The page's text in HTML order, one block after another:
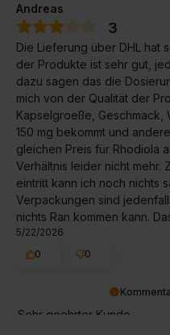
Sehr geehrter Kunde,
Andreas
3
Die Lieferung über DHL hat
der Produkte ist sehr gut,
dazu sagen das die
mich von der Qualität der
Kapselgroeße, Geschmack,
150 mg bekommt und
gleichen Preis für Rhodiola
Verhältnis leider nicht mehr.
eintritt kann ich noch nichts
Verpackungen sind
nichts Ran kommen kann.
5/22/2026
0
0